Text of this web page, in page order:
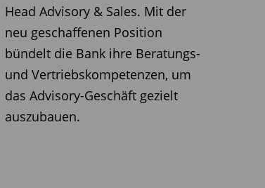
Head Advisory & Sales. Mit der
neu geschaffenen Position
bündelt die Bank ihre Beratungs-
und Vertriebskompetenzen, um
das Advisory-Geschäft gezielt
auszubauen.